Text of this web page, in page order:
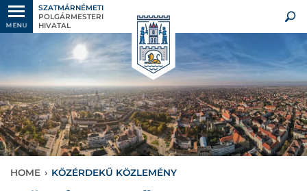
MENU
SZATMÁRNÉMETI
POLGÁRMESTERI
HIVATAL
HOME › KÖZÉRDEKŰ KÖZLEMÉNY